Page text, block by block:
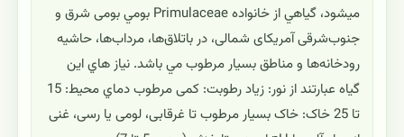
ميشود، گياهي از خانواده Primulaceae بومي بومی شرق و
جنوب‌شرقی آمریکای شمالی، در باتلاق‌ها، مرداب‌ها، حاشیه
رودخانه‌ها و مناطق بسیار مرطوب مي باشد. نياز هاي اين
گياه عبارتند از نور: زیاد رطوبت: کمی مرطوب دماي محيط: 15
تا 25 خاک: خاک بسیار مرطوب تا غرقابی، لومی یا رسی، غنی